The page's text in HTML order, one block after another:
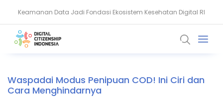
Keamanan Data Jadi Fondasi Ekosistem Kesehatan Digital RI
Akun WhatsApp Diblokir? Ini Penyebab dan Cara Mengatasinya
Waspadai Modus Penipuan COD! Ini Ciri dan
Cara Menghindarnya